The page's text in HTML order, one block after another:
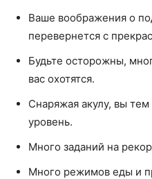
Ваше воображения о
перевернется с
Будьте осторожны,
вас охотятся.
Снаряжая акулу, вы
уровень.
Много заданий на
Много режимов еды и